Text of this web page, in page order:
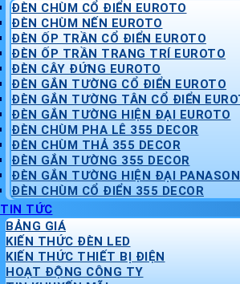
ĐÈN CHÙM CỔ ĐIỂN EUROTO
ĐÈN CHÙM NẾN EUROTO
ĐÈN ỐP TRẦN CỔ ĐIỂN EUROTO
ĐÈN ỐP TRẦN TRANG TRÍ EUROTO
ĐÈN CÂY ĐỨNG EUROTO
ĐÈN GẮN TƯỜNG CỔ ĐIỂN EUROTO
ĐÈN GẮN TƯỜNG TÂN CỔ ĐIỂN
ĐÈN GẮN TƯỜNG HIỆN ĐẠI EUROTO
ĐÈN CHÙM PHA LÊ 355 DECOR
ĐÈN CHÙM THẢ 355 DECOR
ĐÈN GẮN TƯỜNG 355 DECOR
ĐÈN GẮN TƯỜNG HIỆN ĐẠI
ĐÈN CHÙM CỔ ĐIỂN 355 DECOR
TIN TỨC
BẢNG GIÁ
KIẾN THỨC ĐÈN LED
KIẾN THỨC THIẾT BỊ ĐIỆN
HOẠT ĐỘNG CÔNG TY